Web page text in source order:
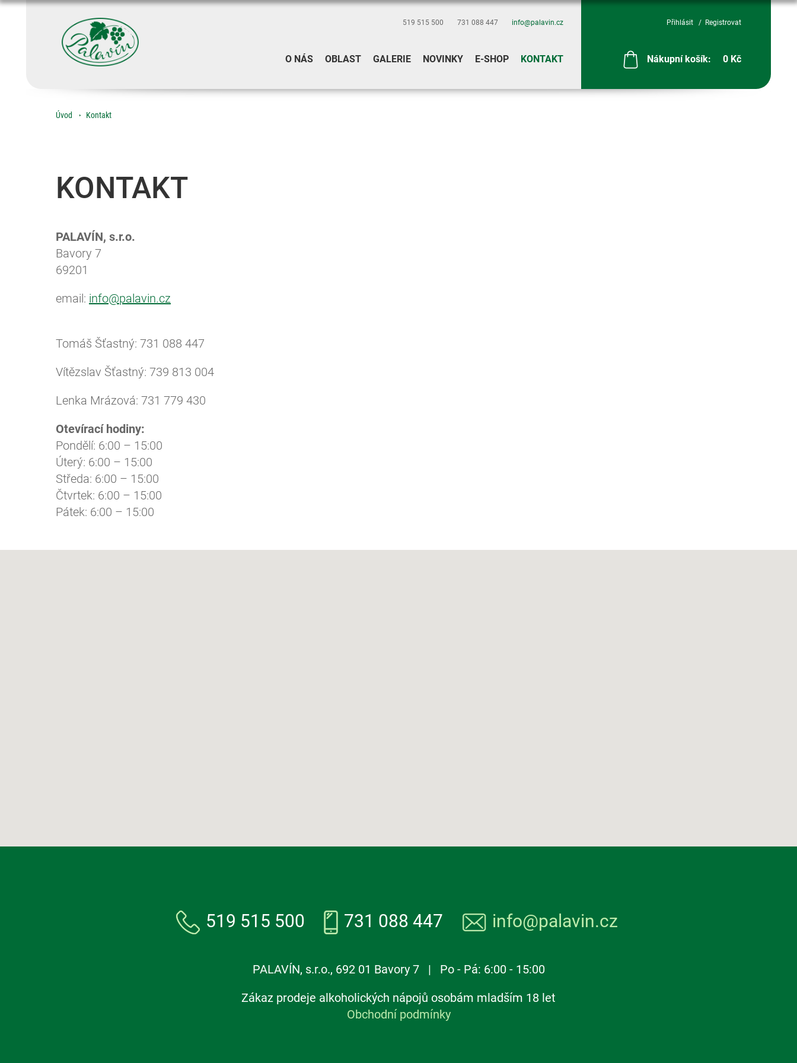
519 515 500 731 088 447 info@palavin.cz
O NÁS OBLAST GALERIE NOVINKY E-SHOP KONTAKT
Přihlásit Registrovat
Nákupní košík: 0 Kč
Úvod Kontakt
KONTAKT
PALAVÍN, s.r.o.
Bavory 7
69201
email: info@palavin.cz
Tomáš Šťastný: 731 088 447
Vítězslav Šťastný: 739 813 004
Lenka Mrázová: 731 779 430
Otevírací hodiny:
Pondělí: 6:00 – 15:00
Úterý: 6:00 – 15:00
Středa: 6:00 – 15:00
Čtvrtek: 6:00 – 15:00
Pátek: 6:00 – 15:00
519 515 500 731 088 447 info@palavin.cz
PALAVÍN, s.r.o., 692 01 Bavory 7 | Po - Pá: 6:00 - 15:00
Zákaz prodeje alkoholických nápojů osobám mladším 18 let
Obchodní podmínky